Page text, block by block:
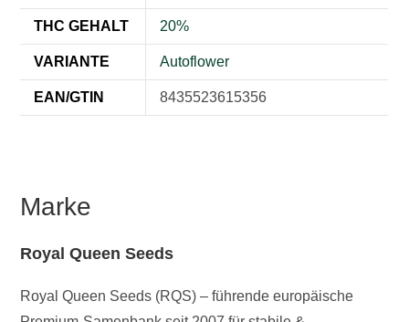
THC GEHALT 20%
VARIANTE Autoflower
EAN/GTIN 8435523615356
Marke
Royal Queen Seeds
Royal Queen Seeds (RQS) – führende europäische